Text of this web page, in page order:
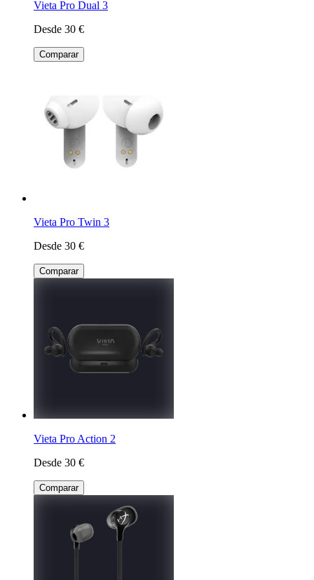
Vieta Pro Dual 3
Desde 30 €
Comparar
Vieta Pro Twin 3
Desde 30 €
Comparar
Vieta Pro Action 2
Desde 30 €
Comparar